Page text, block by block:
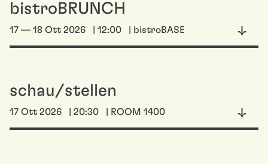
bistroBRUNCH
17 — 18 Ott 2026 | 12:00 | bistroBASE
schau/stellen
17 Ott 2026 | 20:30 | ROOM 1400